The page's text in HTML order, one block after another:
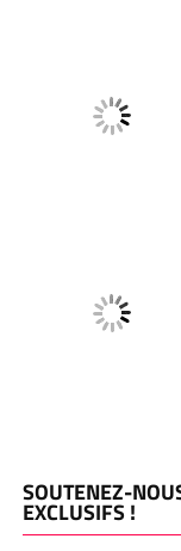
SOUTENEZ-
EXCLUSIFS !